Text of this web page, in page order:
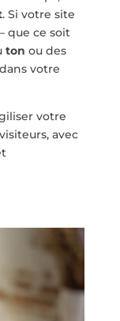
. Si votre site
que ce soit
ton ou des
votre
votre
avec